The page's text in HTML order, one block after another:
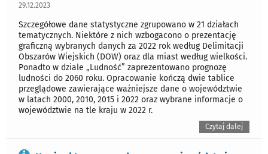
29.12.2023
Szczegółowe dane statystyczne zgrupowano w 21 działach
tematycznych. Niektóre z nich wzbogacono o prezentację
graficzną wybranych danych za 2022 rok według Delimitacji
Obszarów Wiejskich (DOW) oraz dla miast według wielkości.
Ponadto w dziale „Ludność” zaprezentowano prognozę
ludności do 2060 roku. Opracowanie kończą dwie tablice
przeglądowe zawierające ważniejsze dane o województwie
w latach 2000, 2010, 2015 i 2022 oraz wybrane informacje o
województwie na tle kraju w 2022 r.
Czytaj dalej